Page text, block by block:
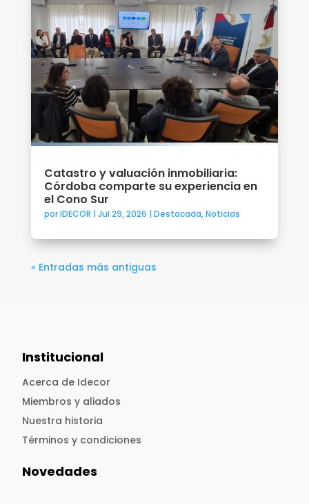
Catastro y valuación inmobiliaria:
Córdoba comparte su experiencia en
el Cono Sur
porIDECOR | Jul 29, 2026 | Destacada,Noticias
« Entradas más antiguas
Institucional
Acerca de Idecor
Miembros y aliados
Nuestra historia
Términos y condiciones
Novedades